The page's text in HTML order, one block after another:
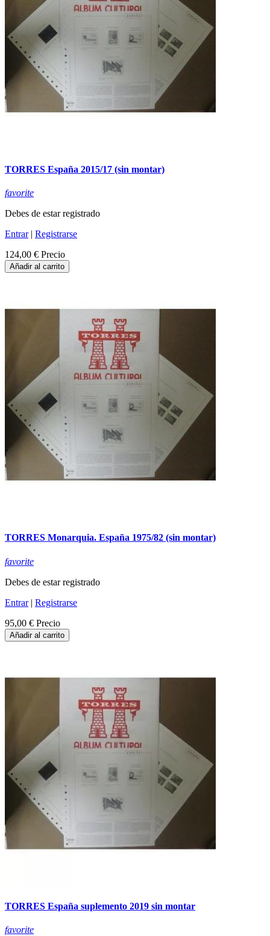
TORRES España 2015/17 (sin montar)
favorite
Debes de estar registrado
Entrar| Registrarse
124,00 € Precio
Añadir al carrito
TORRES Monarquia. España 1975/82 (sin montar)
favorite
Debes de estar registrado
Entrar| Registrarse
95,00 € Precio
Añadir al carrito
TORRES España suplemento 2019 sin montar
favorite